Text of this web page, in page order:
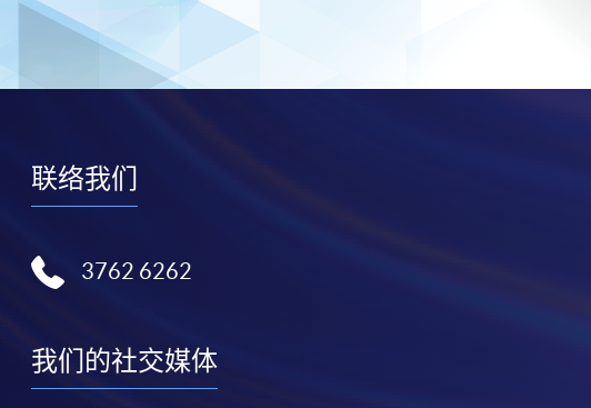
联络我们
3762 6262
我们的社交媒体